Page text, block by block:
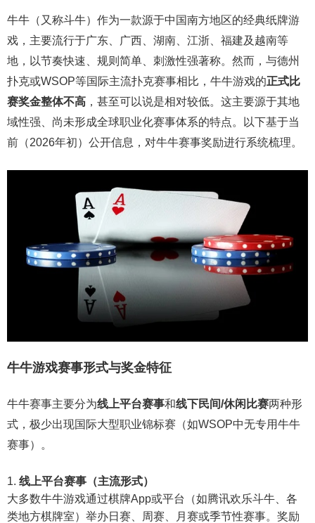
牛牛（又称斗牛）作为一款源于中国南方地区的经典纸牌游
戏，主要流行于广东、广西、湖南、江浙、福建及越南等
地，以节奏快速、规则简单、刺激性强著称。然而，与德州
扑克或WSOP等国际主流扑克赛事相比，牛牛游戏的正式比
赛奖金整体不高 ，甚至可以说是相对较低。这主要源于其地
域性强、尚未形成全球职业化赛事体系的特点。以下基于当
前（2026年初）公开信息，对牛牛赛事奖励进行系统梳理。
牛牛游戏赛事形式与奖金特征
牛牛赛事主要分为线上平台赛事和线下民间/休闲比赛两种形
式，极少出现国际大型职业锦标赛（如WSOP中无专用牛牛
赛事）。
线上平台赛事（主流形式）
大多数牛牛游戏通过棋牌App或平台（如腾讯欢乐斗牛、各
类地方棋牌室）举办日赛、周赛、月赛或季节性赛事。奖励